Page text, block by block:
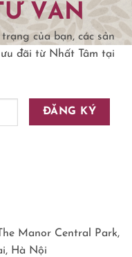
VẤN
của bạn, các sản
đãi từ Nhất Tâm tại
Manor Central Park,
Hà Nội